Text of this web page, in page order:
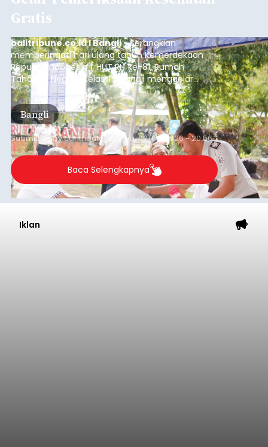
Gratis
balitribune.co.id I Bangli -Serangkian
memperingati hari ulang tahun Kemerdekaan
Republik Indonesia ( HUT RI) ke-81, Rumah
Tahanan Negara Kelas II B Bangli menggelar
kegiatan pemeriksaan kesehatan gratis, Rabu
(6/8/2026).
Bangli
Submitted bycontributor Thu, 08/06/2026 - 20:56
Baca Selengkapnya
Iklan